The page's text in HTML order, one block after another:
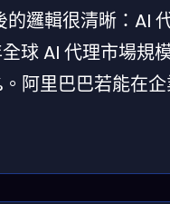
的邏輯很清晰：AI
球 AI 代理市場規
阿里巴巴若能在